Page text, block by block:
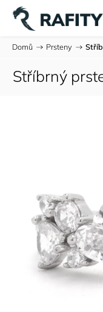
Domů / Prsteny /
Stříbrný